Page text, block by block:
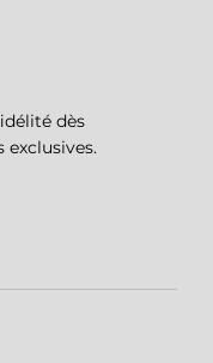
dès
exclusives.